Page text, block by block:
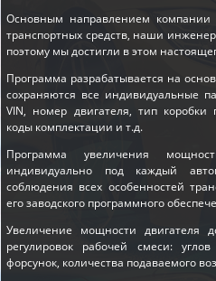
Основным направлением компании
транспортных средств, наши
поэтому мы достигли в этом
Программа разрабатывается на
сохраняются все индивидуальные
VIN, номер двигателя, тип
коды комплектации и т.д.
Программа увеличения
индивидуально под каждый
соблюдения всех особенностей
его заводского программного
Увеличение мощности двигателя
регулировок рабочей смеси:
форсунок, количества подаваемого